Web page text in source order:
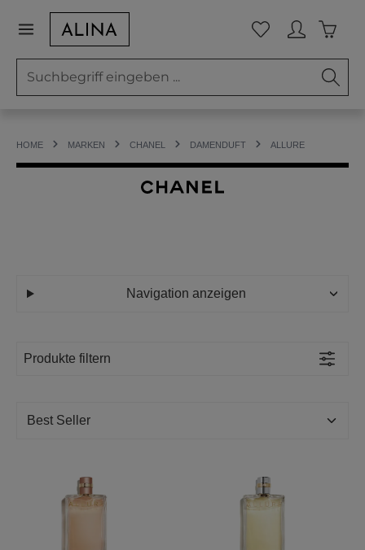
Zum Hauptinhalt springen Du hast 0
HOME MARKEN CHANEL DAMENDUFT ALLURE
Navigation anzeigen
Produkte filtern